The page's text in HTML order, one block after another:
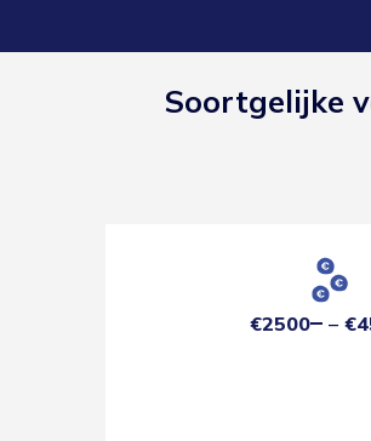
Soortgelijke
€2500